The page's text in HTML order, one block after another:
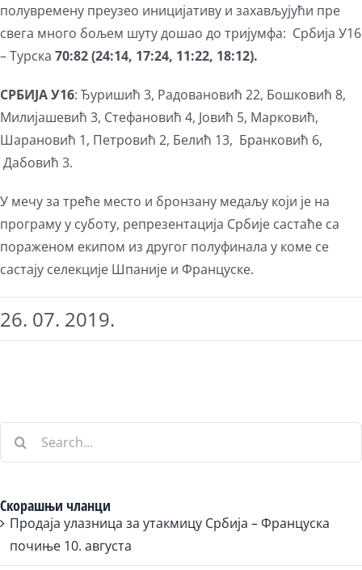
полувремену преузео иницијативу и захављујући пре
свега много бољем шуту дошао до тријумфа: Србија У16
– Турска 70:82 (24:14, 17:24, 11:22, 18:12).
СРБИЈА У16: Ђуришић 3, Радовановић 22, Бошковић 8,
Милијашевић 3, Стефановић 4, Јовић 5, Марковић,
Шарановић 1, Петровић 2, Белић 13, Бранковић 6,
Дабовић 3.
У мечу за треће место и бронзану медаљу који је на
програму у суботу, репрезентација Србије састаће са
пораженом екипом из другог полуфинала у коме се
састају селекције Шпаније и Француске.
26. 07. 2019.
Search
Скорашњи чланци
Продаја улазница за утакмицу Србија – Француска
почиње 10. августа